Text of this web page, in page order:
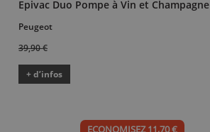
Epivac Duo Pompe à Vin et Champagne
Peugeot
39,90 €
+ d’infos
ECONOMISEZ 11,70 €